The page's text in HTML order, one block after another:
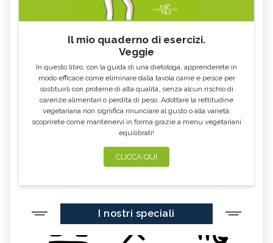
Il mio quaderno di esercizi.
Veggie
In questo libro, con la guida di una dietologa, apprenderete in
modo efficace come eliminare dalla tavola carne e pesce per
sostituirli con proteine di alta qualità, senza alcun rischio di
carenze alimentari o perdita di peso. Adottare la rettitudine
vegetariana non significa rinunciare al gusto o alla varietà:
scoprirete come mantenervi in forma grazie a menu vegetariani
equilibrati!
CLICCA QUI
I nostri speciali